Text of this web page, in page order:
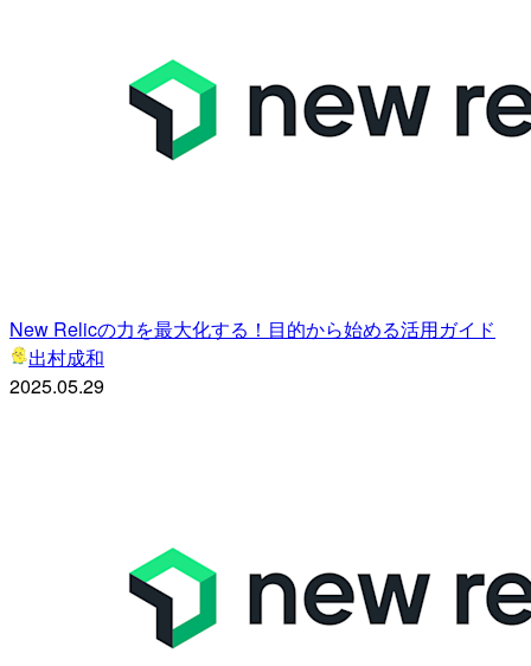
New Relicの力を最大化する！目的から始める活用ガイド
出村成和
2025.05.29